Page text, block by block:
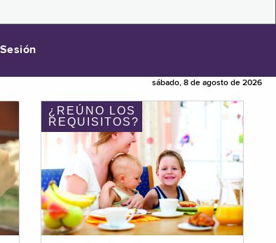
sábado, 8 de agosto de 2026
¿REÚNO LOS
REQUISITOS?